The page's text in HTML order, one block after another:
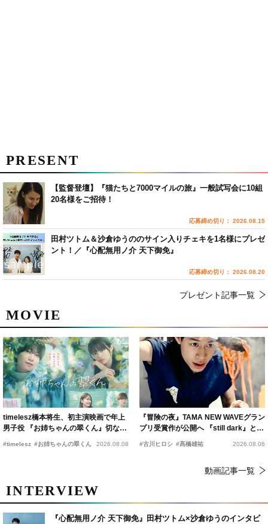
MOVIE
timelesz橋本将生、初主演映画で年上
男子役 『お姉ちゃんの翠くん』切ない
恋の幕開けを予感
#timelesz #お姉ちゃんの翠くん 2026.08.08
『冒険の夜』TAMA NEW WAVEグラン
プリ受賞作が公開へ 『still dark』と同
時上映決定
#古川ヒロシ #髙橋雄祐 2026.08.06
動画記事一覧
INTERVIEW
『心配無用ノ介 天下御免』田村ツトム×沙倉ゆうのインタビ
PRESENT
【監督登壇】『猫たちと7000マイルの旅』一般試写会に10組
20名様をご招待！
応募締め切り： 2026.08.15
田村ツトム＆沙倉ゆうののサイン入りチェキを1名様にプレゼ
ント！／『心配無用ノ介 天下御免』
応募締め切り： 2026.08.20
プレゼント記事一覧